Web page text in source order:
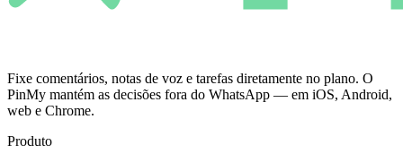
Fixe comentários, notas de voz e tarefas diretamente no plano. O
PinMy mantém as decisões fora do WhatsApp — em iOS, Android,
web e Chrome.
Produto